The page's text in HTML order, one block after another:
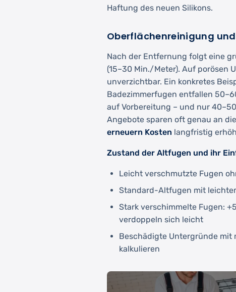
Haftung des neuen Silikons.
Oberflächenreinigung
Nach der Entfernung folgt eine
(15–30 Min./Meter). Auf porösen
unverzichtbar. Ein konkretes
Badezimmerfugen entfallen
auf Vorbereitung – und nur
Angebote sparen oft genau an
erneuern Kosten langfristig
Zustand der Altfugen und ihr
Leicht verschmutzte Fugen
Standard-Altfugen mit
Stark verschimmelte Fugen:
verdoppeln sich leicht
Beschädigte Untergründe mit
kalkulieren